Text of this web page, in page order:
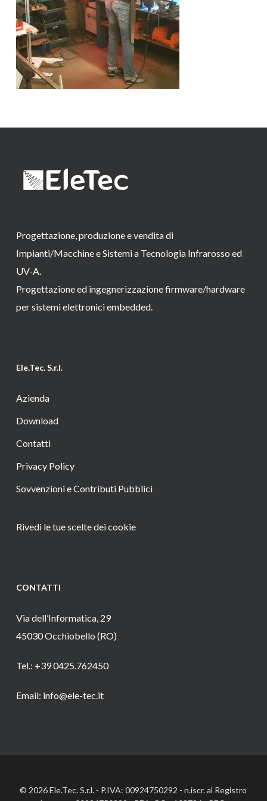
Progettazione, produzione e vendita di
Impianti/Macchine e Sistemi a Tecnologia Infrarosso ed
UV-A.
Progettazione ed ingegnerizzazione firmware/hardware
per sistemi elettronici embedded.
Ele.Tec. S.r.l.
Azienda
Download
Contatti
Privacy Policy
Sovvenzioni e Contributi Pubblici
Rivedi le tue scelte dei cookie
CONTATTI
Via dell’Informatica, 29
45030 Occhiobello (RO)
Tel.: +39 0425.762450
Email: info@ele-tec.it
© 2026 Ele.Tec. S.r.l. - P.IVA: 00924750292 - n.iscr. al Registro